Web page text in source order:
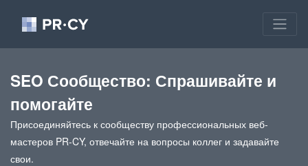
SEO Сообщество: Спрашивайте и
помогайте
Присоединяйтесь к сообществу профессиональных веб-
мастеров PR-CY, отвечайте на вопросы коллег и задавайте
свои.